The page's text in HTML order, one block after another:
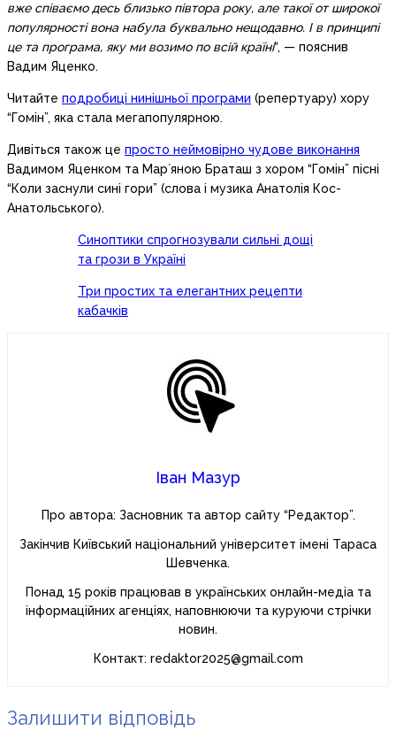
вже співаємо десь близько півтора року, але такої от широкої
популярності вона набула буквально нещодавно. І в принципі
це та програма, яку ми возимо по всій країні“, — пояснив
Вадим Яценко.
Читайте подробиці нинішньої програми (репертуару) хору
“Гомін”, яка стала мегапопулярною.
Дивіться також це просто неймовірно чудове виконання
Вадимом Яценком та Марʼяною Браташ з хором “Гомін” пісні
“Коли заснули сині гори” (слова і музика Анатолія Кос-
Анатольського).
Синоптики спрогнозували сильні дощі
та грози в Україні
Три простих та елегантних рецепти
кабачків
Іван Мазур
Про автора: Засновник та автор сайту “Редактор”.
Закінчив Київський національний університет імені Тараса
Шевченка.
Понад 15 років працював в українських онлайн-медіа та
інформаційних агенціях, наповнюючи та куруючи стрічки
новин.
Контакт: redaktor2025@gmail.com
Залишити відповідь